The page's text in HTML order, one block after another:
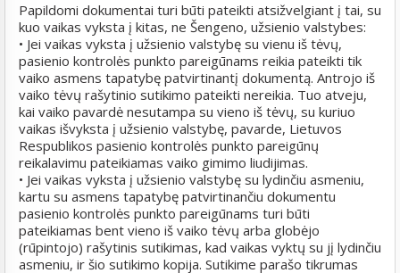
Papildomi dokumentai turi būti pateikti atsižvelgiant į tai, su
kuo vaikas vyksta į kitas, ne Šengeno, užsienio valstybes:
• Jei vaikas vyksta į užsienio valstybę su vienu iš tėvų,
pasienio kontrolės punkto pareigūnams reikia pateikti tik
vaiko asmens tapatybę patvirtinantį dokumentą. Antrojo iš
vaiko tėvų rašytinio sutikimo pateikti nereikia. Tuo atveju,
kai vaiko pavardė nesutampa su vieno iš tėvų, su kuriuo
vaikas išvyksta į užsienio valstybę, pavarde, Lietuvos
Respublikos pasienio kontrolės punkto pareigūnų
reikalavimu pateikiamas vaiko gimimo liudijimas.
• Jei vaikas vyksta į užsienio valstybę su lydinčiu asmeniu,
kartu su asmens tapatybę patvirtinančiu dokumentu
pasienio kontrolės punkto pareigūnams turi būti
pateikiamas bent vieno iš vaiko tėvų arba globėjo
(rūpintojo) rašytinis sutikimas, kad vaikas vyktų su jį lydinčiu
asmeniu, ir šio sutikimo kopija. Sutikime parašo tikrumas